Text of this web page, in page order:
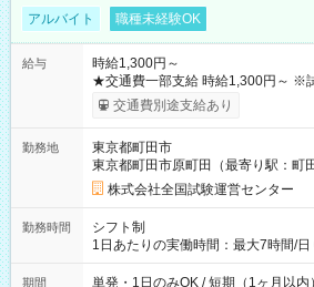
アルバイト 職種未経験OK
給与
時給1,300円～
★交通費一部支給 時給1,300円～ ※試験・役割により手当あり
※勤務回数により昇給あり 【即給（
り！】 希望される場合、勤務から1
例】 ・河合塾模擬試験 8:30～17:30
×8時間＝日収10,400円＋交通費 ※当
円の場合あり ・国家試験 7:00～
円（役割手当＋100円）×6時間＝日収
間】試用期間なし
交通費別途支給あり
勤務地
東京都町田市
東京都町田市原町田（最寄り駅：町
株式会社全国試験運営センター
勤務時間
シフト制
1日あたりの実働時間：最大7時間/
間は 試験により異なります。
期間 単発・1日のみOK / 短期（1ヶ月以内）